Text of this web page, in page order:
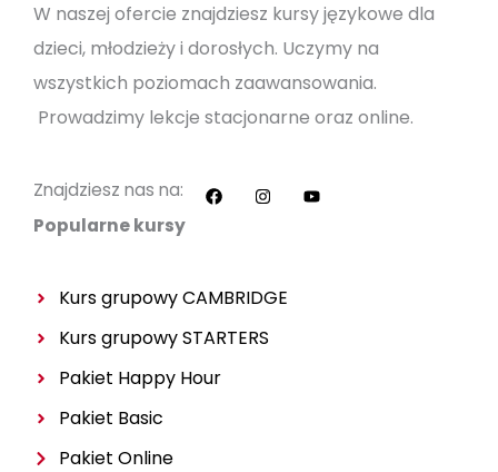
W naszej ofercie znajdziesz kursy językowe dla
dzieci, młodzieży i dorosłych. Uczymy na
wszystkich poziomach zaawansowania.
Prowadzimy lekcje stacjonarne oraz online.
Znajdziesz nas na: c
e
s
t
m
u
t
Popularne kursy
Kurs grupowy CAMBRIDGE
Kurs grupowySTARTERS
Pakiet Happy Hour
Pakiet Basic
Pakiet Online